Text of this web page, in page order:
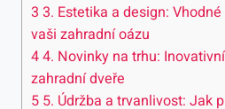
3 3. Estetika a design:
vaši zahradní oázu
44. Novinky na trhu:
zahradní dveře
5 5. Údržba a trvanlivost: Jak